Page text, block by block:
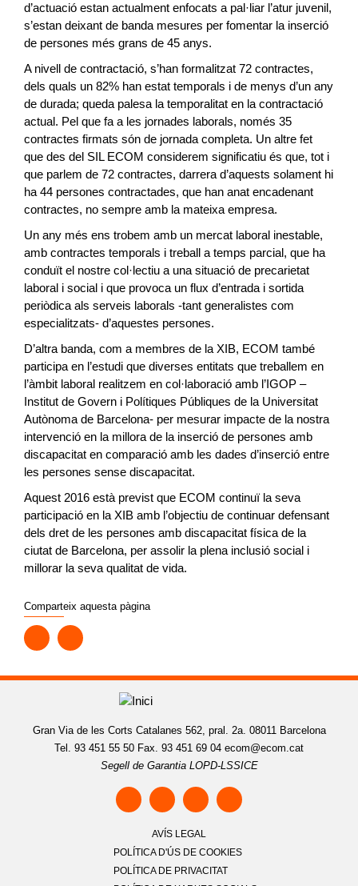
d’actuació estan actualment enfocats a pal·liar l’atur juvenil,
s’estan deixant de banda mesures per fomentar la inserció
de persones més grans de 45 anys.
A nivell de contractació, s’han formalitzat 72 contractes,
dels quals un 82% han estat temporals i de menys d’un any
de durada; queda palesa la temporalitat en la contractació
actual. Pel que fa a les jornades laborals, només 35
contractes firmats són de jornada completa. Un altre fet
que des del SIL ECOM considerem significatiu és que, tot i
que parlem de 72 contractes, darrera d’aquests solament hi
ha 44 persones contractades, que han anat encadenant
contractes, no sempre amb la mateixa empresa.
Un any més ens trobem amb un mercat laboral inestable,
amb contractes temporals i treball a temps parcial, que ha
conduït el nostre col·lectiu a una situació de precarietat
laboral i social i que provoca un flux d’entrada i sortida
periòdica als serveis laborals -tant generalistes com
especialitzats- d’aquestes persones.
D’altra banda, com a membres de la XIB, ECOM també
participa en l’estudi que diverses entitats que treballem en
l’àmbit laboral realitzem en col·laboració amb l’IGOP –
Institut de Govern i Polítiques Públiques de la Universitat
Autònoma de Barcelona- per mesurar impacte de la nostra
intervenció en la millora de la inserció de persones amb
discapacitat en comparació amb les dades d’inserció entre
les persones sense discapacitat.
Aquest 2016 està previst que ECOM continuï la seva
participació en la XIB amb l’objectiu de continuar defensant
dels dret de les persones amb discapacitat física de la
ciutat de Barcelona, per assolir la plena inclusió social i
millorar la seva qualitat de vida.
Comparteix aquesta pàgina
Gran Via de les Corts Catalanes 562, pral. 2a. 08011 Barcelona
Tel. 93 451 55 50 Fax. 93 451 69 04 ecom@ecom.cat
Segell de Garantia LOPD-LSSICE
AVÍS LEGAL
POLÍTICA D'ÚS DE COOKIES
POLÍTICA DE PRIVACITAT